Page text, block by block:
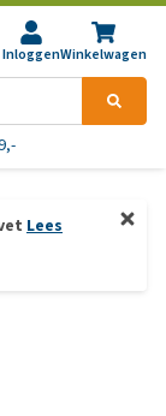
InloggenWinkelwagen
Lees